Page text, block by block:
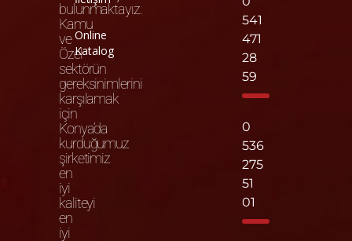
bulunmaktayız.
Kamu
ve
Özel
sektörün
gereksinimlerini
karşılamak
için
Konya’da
kurduğumuz
şirketimiz
en
iyi
kaliteyi
en
iyi
Online
Katalog
541
471
28
59
0
536
275
51
01